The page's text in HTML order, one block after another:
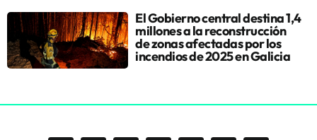
El Gobierno central destina 1,4
millones a la reconstrucción
de zonas afectadas por los
incendios de 2025 en Galicia